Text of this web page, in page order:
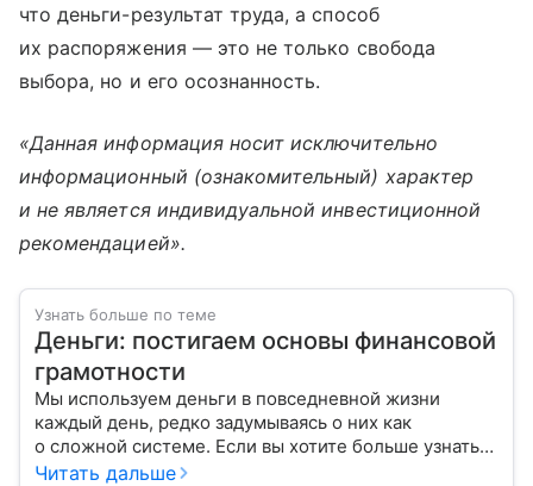
что деньги-результат труда, а способ
их распоряжения — это не только свобода
выбора, но и его осознанность.
«Данная информация носит исключительно
информационный (ознакомительный) характер
и не является индивидуальной инвестиционной
рекомендацией».
Узнать больше по теме
Деньги: постигаем основы финансовой
грамотности
Мы используем деньги в повседневной жизни
каждый день, редко задумываясь о них как
о сложной системе. Если вы хотите больше узнать
об этом финансовом инструменте и его функциях,
Читать дальше